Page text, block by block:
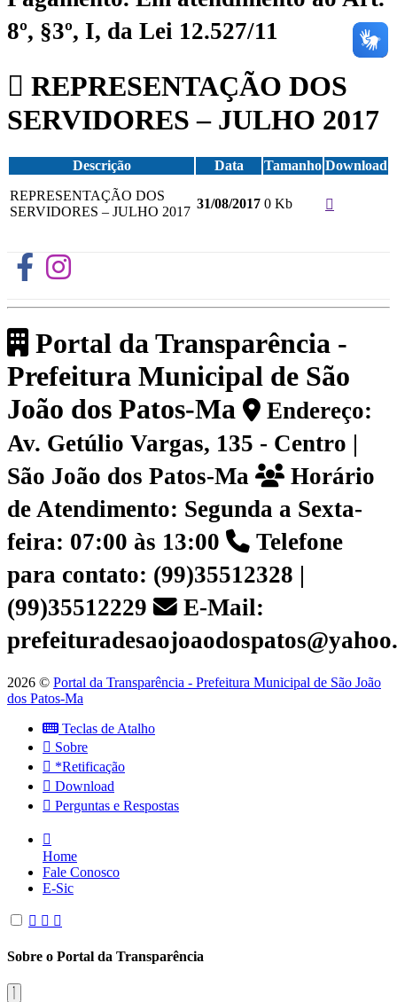
8º, §3º, I, da Lei 12.527/11
REPRESENTAÇÃO DOS
SERVIDORES – JULHO 2017
Descrição Data Tamanho Download
REPRESENTAÇÃO DOS
SERVIDORES – JULHO 2017
31/08/2017 0 Kb
Portal da Transparência -
Prefeitura Municipal de São
João dos Patos-Ma
Endereço:
Av. Getúlio Vargas, 135 - Centro |
São João dos Patos-Ma
Horário
de Atendimento: Segunda a Sexta-
feira: 07:00 às 13:00
Telefone
para contato: (99)35512328 |
(99)35512229
E-Mail:
2026 © Portal da Transparência - Prefeitura Municipal de São João
dos Patos-Ma
Teclas de Atalho
Sobre
*Retificação
Download
Perguntas e Respostas
Home
Fale Conosco
E-Sic
Sobre o Portal da Transparência